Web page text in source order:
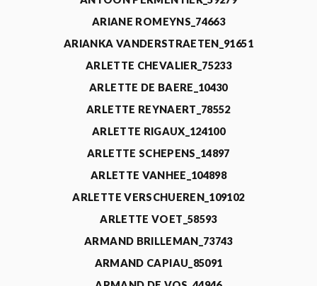
ARIANE ROMEYNS_74663
ARIANKA VANDERSTRAETEN_91651
ARLETTE CHEVALIER_75233
ARLETTE DE BAERE_10430
ARLETTE REYNAERT_78552
ARLETTE RIGAUX_124100
ARLETTE SCHEPENS_14897
ARLETTE VANHEE_104898
ARLETTE VERSCHUEREN_109102
ARLETTE VOET_58593
ARMAND BRILLEMAN_73743
ARMAND CAPIAU_85091